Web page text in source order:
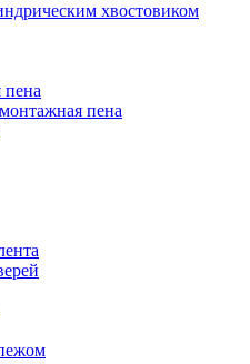
хвостовиком
пена
пена